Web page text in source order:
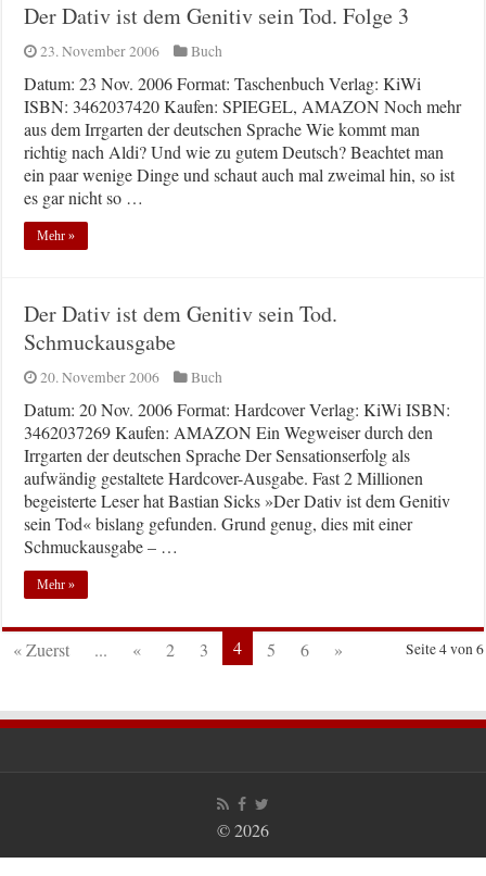
Der Dativ ist dem Genitiv sein Tod. Folge 3
23. November 2006 Buch
Datum: 23 Nov. 2006 Format: Taschenbuch Verlag: KiWi
ISBN: 3462037420 Kaufen: SPIEGEL, AMAZON Noch mehr
aus dem Irrgarten der deutschen Sprache Wie kommt man
richtig nach Aldi? Und wie zu gutem Deutsch? Beachtet man
ein paar wenige Dinge und schaut auch mal zweimal hin, so ist
es gar nicht so …
Mehr »
Der Dativ ist dem Genitiv sein Tod.
Schmuckausgabe
20. November 2006 Buch
Datum: 20 Nov. 2006 Format: Hardcover Verlag: KiWi ISBN:
3462037269 Kaufen: AMAZON Ein Wegweiser durch den
Irrgarten der deutschen Sprache Der Sensationserfolg als
aufwändig gestaltete Hardcover-Ausgabe. Fast 2 Millionen
begeisterte Leser hat Bastian Sicks »Der Dativ ist dem Genitiv
sein Tod« bislang gefunden. Grund genug, dies mit einer
Schmuckausgabe – …
Mehr »
Seite 4 von 6
« Zuerst ... « 2 3 4 5 6 »
© 2026